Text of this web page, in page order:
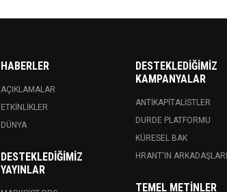
HABERLER
AÇIKLAMALAR
ETKINLIKLER
DÜNYA
DESTEKLEDIĞIMIZ
YAYINLAR
DESTEKLEDIĞIMIZ
KAMPANYALAR
ANTIKAPITALISTLER
DURDE PLATFORMU
KÜRESEL BAK
HRANT'IN ARKADAŞLARI
TEMEL METINLER